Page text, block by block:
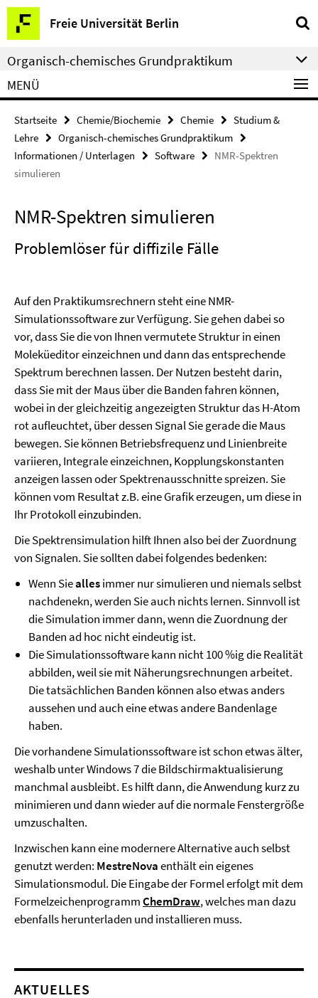
Springe
direkt
zu
Inhalt
Freie Universität Berlin
Service-
Navigation
Organisch-chemisches Grundpraktikum
MENÜ
Startseite Chemie/Biochemie Chemie
Studium &
Lehre
Organisch-chemisches Grundpraktikum
Informationen / Unterlagen
Software
NMR-Spektren
simulieren
NMR-Spektren simulieren
Problemlöser für diffizile Fälle
Auf den Praktikumsrechnern steht eine NMR-
Simulationssoftware zur Verfügung. Sie gehen dabei so
vor, dass Sie die von Ihnen vermutete Struktur in einen
Moleküeditor einzeichnen und dann das entsprechende
Spektrum berechnen lassen. Der Nutzen besteht darin,
dass Sie mit der Maus über die Banden fahren können,
wobei in der gleichzeitig angezeigten Struktur das H-Atom
rot aufleuchtet, über dessen Signal Sie gerade die Maus
bewegen. Sie können Betriebsfrequenz und Linienbreite
variieren, Integrale einzeichnen, Kopplungskonstanten
anzeigen lassen oder Spektrenausschnitte spreizen. Sie
können vom Resultat z.B. eine Grafik erzeugen, um diese in
Ihr Protokoll einzubinden.
Die Spektrensimulation hilft Ihnen also bei der Zuordnung
von Signalen. Sie sollten dabei folgendes bedenken:
Wenn Sieallesimmer nur simulieren und niemals selbst
nachdenekn, werden Sie auch nichts lernen. Sinnvoll ist
die Simulation immer dann, wenn die Zuordnung der
Banden ad hoc nicht eindeutig ist.
Die Simulationssoftware kann nicht 100 %ig die Realität
abbilden, weil sie mit Näherungsrechnungen arbeitet.
Die tatsächlichen Banden können also etwas anders
aussehen und auch eine etwas andere Bandenlage
haben.
Die vorhandene Simulationssoftware ist schon etwas älter,
weshalb unter Windows 7 die Bildschirmaktualisierung
manchmal ausbleibt. Es hilft dann, die Anwendung kurz zu
minimieren und dann wieder auf die normale Fenstergröße
umzuschalten.
Inzwischen kann eine modernere Alternative auch selbst
genutzt werden: MestreNovaenthält ein eigenes
Simulationsmodul. Die Eingabe der Formel erfolgt mit dem
FormelzeichenprogrammChemDraw, welches man dazu
ebenfalls herunterladen und installieren muss.
AKTUELLES